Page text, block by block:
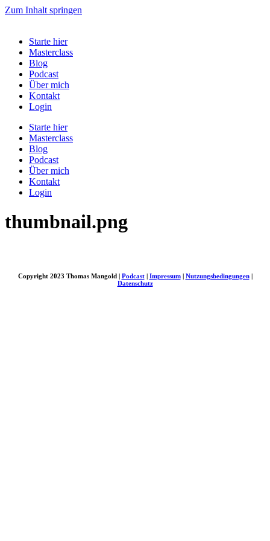
Zum Inhalt springen
Starte hier
Masterclass
Blog
Podcast
Über mich
Kontakt
Login
Starte hier
Masterclass
Blog
Podcast
Über mich
Kontakt
Login
thumbnail.png
Copyright 2023 Thomas Mangold | Podcast| Impressum| Nutzungsbedingungen|
Datenschutz